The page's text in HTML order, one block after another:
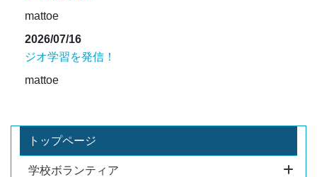
トップページ
学校ボランティア
mattoe
2026/07/16
ジオ学習を発信！
mattoe